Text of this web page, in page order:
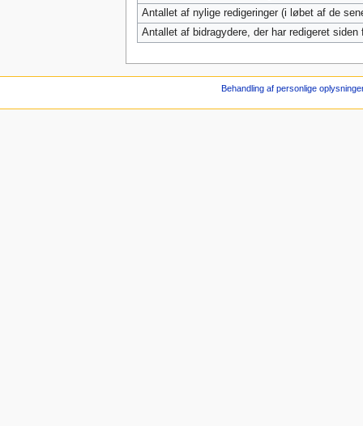
Antallet af nylige redigeringer (i løbet af de
Antallet af bidragydere, der har redigeret siden
Behandling af personlige